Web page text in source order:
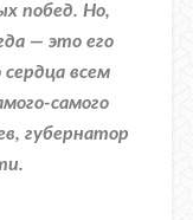
побед. Но,
— это его
всем
самого
губернатор